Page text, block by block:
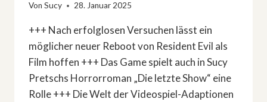
Von Sucy 28. Januar 2025
+++ Nach erfolglosen Versuchen lässt ein
möglicher neuer Reboot von Resident Evil als
Film hoffen +++ Das Game spielt auch in Sucy
Pretschs Horrorroman „Die letzte Show“ eine
Rolle +++ Die Welt der Videospiel-Adaptionen